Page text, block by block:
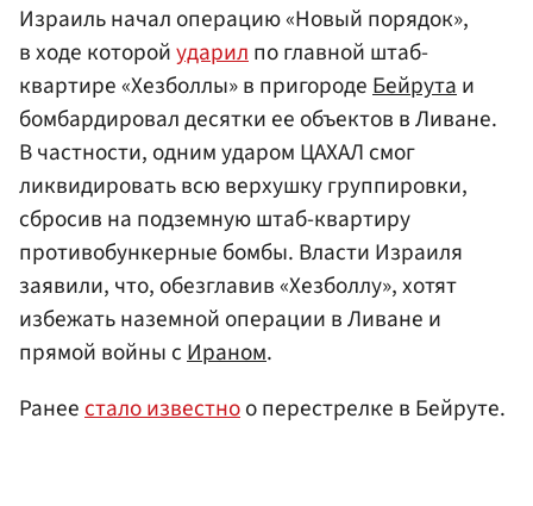
Израиль начал операцию «Новый порядок»,
в ходе которойударилпо главной штаб-
квартире «Хезболлы» в пригородеБейрутаи
бомбардировал десятки ее объектов в Ливане.
В частности, одним ударом ЦАХАЛ смог
ликвидировать всю верхушку группировки,
сбросив на подземную штаб-квартиру
противобункерные бомбы. Власти Израиля
заявили, что, обезглавив «Хезболлу», хотят
избежать наземной операции в Ливане и
прямой войны сИраном.
Ранеестало известноо перестрелке в Бейруте.